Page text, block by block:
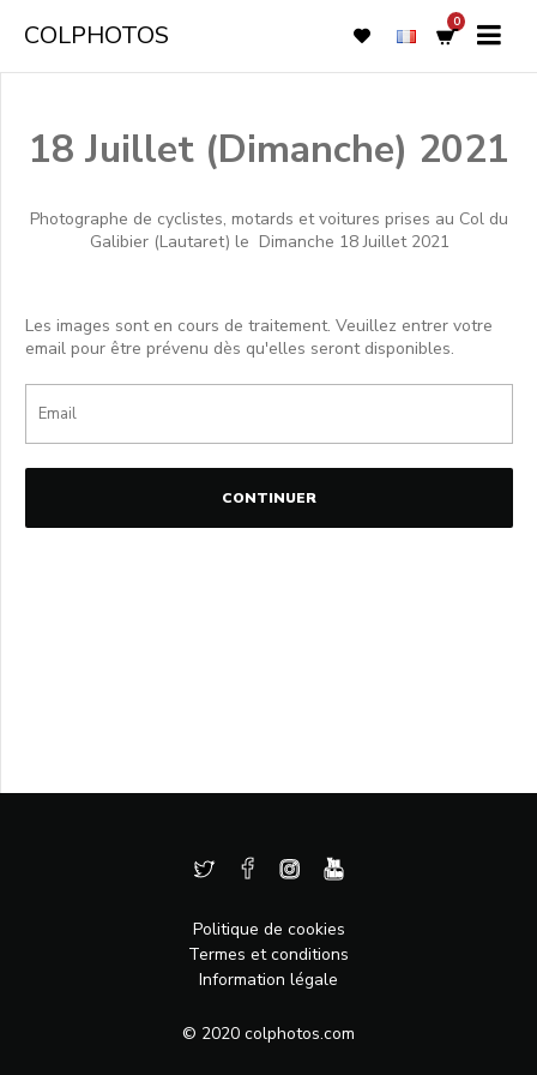
COLPHOTOS 0
18 Juillet (Dimanche) 2021
Photographe de cyclistes, motards et voitures prises au Col du
Galibier (Lautaret) le Dimanche 18 Juillet 2021
Les images sont en cours de traitement. Veuillez entrer votre
email pour être prévenu dès qu'elles seront disponibles.
CONTINUER
Politique de cookies
Termes et conditions
Information légale
© 2020 colphotos.com